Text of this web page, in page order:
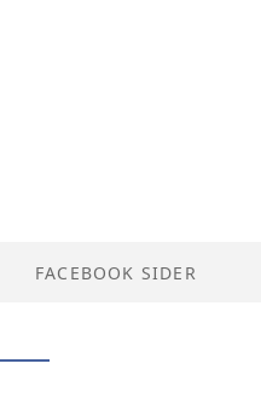
FACEBOOK SIDER